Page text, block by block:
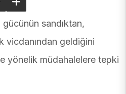
sandıktan,
vicdanından geldiğini
yönelik müdahalelere tepki